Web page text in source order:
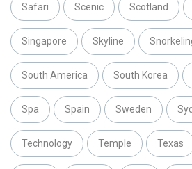
Safari Scenic Scotland
Singapore Skyline
South America South Korea
Spa Spain Sweden
Technology Temple Texas